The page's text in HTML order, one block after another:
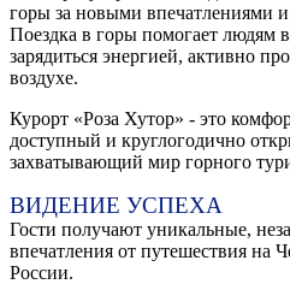
горы за новыми впечатлениями
Поездка в горы помогает людям
зарядиться энергией, активно
воздухе.
Курорт «Роза Хутор» - это
доступный и круглогодично
захватывающий мир горного
ВИДЕНИЕ УСПЕХА
Гости получают уникальные,
впечатления от путешествия на
России.